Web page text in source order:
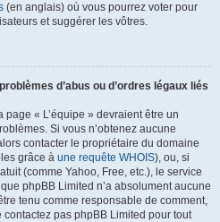
(en anglais) où vous pourrez voter pour
et suggérer les vôtres.
d’abus ou d’ordres légaux liés
« L’équipe » devraient être un
Si vous n’obtenez aucune
contacter le propriétaire du domaine
grâce à une requête WHOIS), ou, si
(comme Yahoo, Free, etc.), le service
phpBB Limited n’a absolument aucune
tenu comme responsable de comment,
pas phpBB Limited pour tout